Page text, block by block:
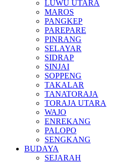
LUWU UTARA
MAROS
PANGKEP
PAREPARE
PINRANG
SELAYAR
SIDRAP
SINJAI
SOPPENG
TAKALAR
TANATORAJA
TORAJA UTARA
WAJO
ENREKANG
PALOPO
SENGKANG
BUDAYA
SEJARAH